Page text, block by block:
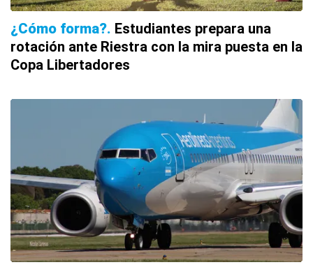
¿Cómo forma? Estudiantes prepara una
rotación ante Riestra con la mira puesta en la
Copa Libertadores